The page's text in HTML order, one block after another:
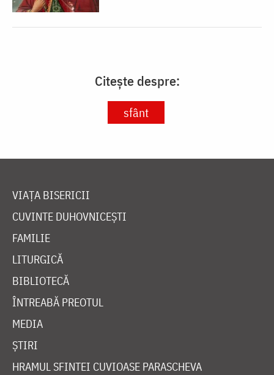
Citește despre:
sfânt
VIAȚA BISERICII
CUVINTE DUHOVNICEȘTI
FAMILIE
LITURGICĂ
BIBLIOTECĂ
ÎNTREABĂ PREOTUL
MEDIA
ȘTIRI
HRAMUL SFINTEI CUVIOASE PARASCHEVA